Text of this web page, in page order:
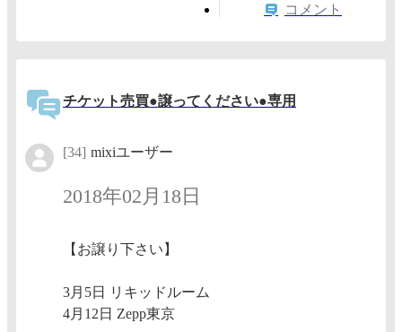
コメント
チケット売買●譲ってください●専用
[34] mixiユーザー
2018年02月18日
【お譲り下さい】
3月5日 リキッドルーム
4月12日 Zepp東京